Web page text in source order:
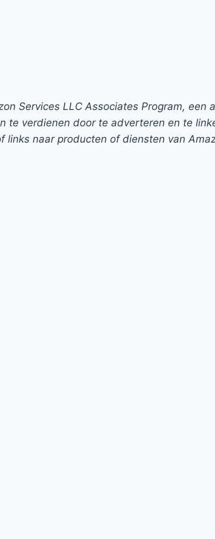
Services LLC Associates Program,
verdienen door te adverteren en te
naar producten of diensten van